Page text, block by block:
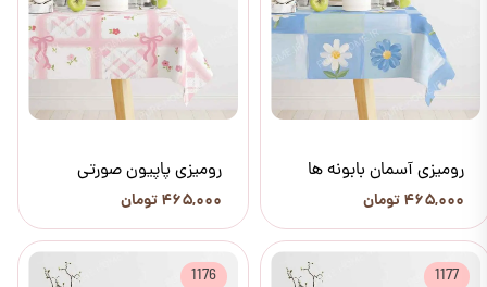
رومیزی آسمان بابونه ها
۴۶۵,۰۰۰ تومان
رومیزی پاپیون صورتی
۴۶۵,۰۰۰ تومان
1177
1176